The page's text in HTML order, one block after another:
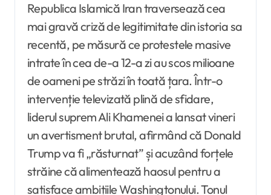
Republica Islamică Iran traversează cea
mai gravă criză de legitimitate din istoria sa
recentă, pe măsură ce protestele masive
intrate în cea de-a 12-a zi au scos milioane
de oameni pe străzi în toată țara. Într-o
intervenție televizată plină de sfidare,
liderul suprem Ali Khamenei a lansat vineri
un avertisment brutal, afirmând că Donald
Trump va fi „răsturnat” și acuzând forțele
străine că alimentează haosul pentru a
satisface ambițiile Washingtonului. Tonul